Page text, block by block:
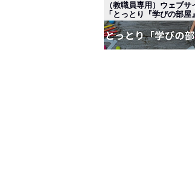
（教職員専用）ウェブサ
「とっとり『学びの部屋